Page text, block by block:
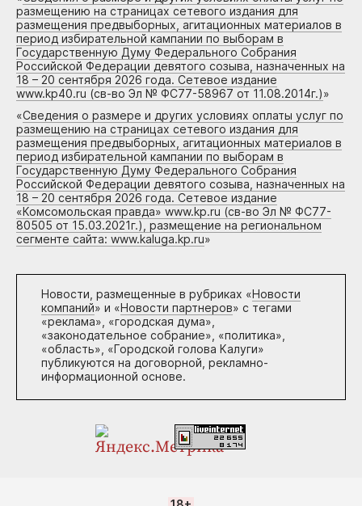
размещению на страницах сетевого издания для
размещения предвыборных, агитационных материалов в
период избирательной кампании по выборам в
Государственную Думу Федерального Собрания
Российской Федерации девятого созыва, назначенных на
18 – 20 сентября 2026 года. Сетевое издание
www.kp40.ru (св-во Эл № ФС77-58967 от 11.08.2014г.)»
«Сведения о размере и других условиях оплаты услуг по
размещению на страницах сетевого издания для
размещения предвыборных, агитационных материалов в
период избирательной кампании по выборам в
Государственную Думу Федерального Собрания
Российской Федерации девятого созыва, назначенных на
18 – 20 сентября 2026 года. Сетевое издание
«Комсомольская правда» www.kp.ru (св-во Эл № ФС77-
80505 от 15.03.2021г.), размещение на региональном
сегменте сайта: www.kaluga.kp.ru»
Новости, размещенные в рубриках «Новости
компаний» и «Новости партнеров» с тегами
«реклама», «городская дума»,
«законодательное собрание», «политика»,
«область», «Городской голова Калуги»
публикуются на договорной, рекламно-
информационной основе.